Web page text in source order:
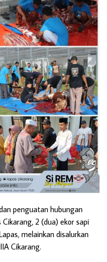
penguatan hubungan
2 (dua) ekor sapi
melainkan disalurkan
Cikarang.